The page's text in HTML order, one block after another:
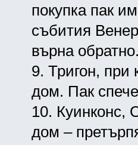
покупка пак
събития
върна
9. Тригон, при
дом. Пак
10. Куинконс,
дом –